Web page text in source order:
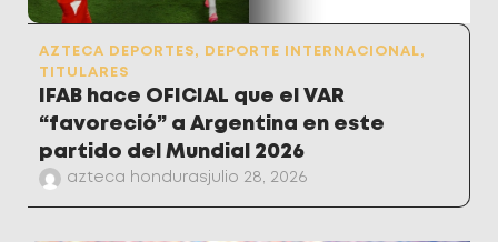
AZTECA DEPORTES, DEPORTE INTERNACIONAL,
TITULARES
IFAB hace OFICIAL que el VAR
“favoreció” a Argentina en este
partido del Mundial 2026
azteca honduras julio 28, 2026